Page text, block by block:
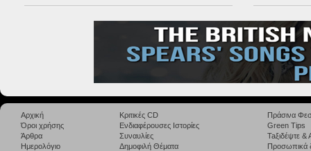
Αρχική
Όροι χρήσης
Άρθρα
Ημερολόγιο
Κριτικές CD
Ενδιαφέρουσες Ιστορίες
Συναυλίες
Δημοφιλή Θέματα
Πράσινα
Green Tips
Taξιδέψτε
Προσωπικά